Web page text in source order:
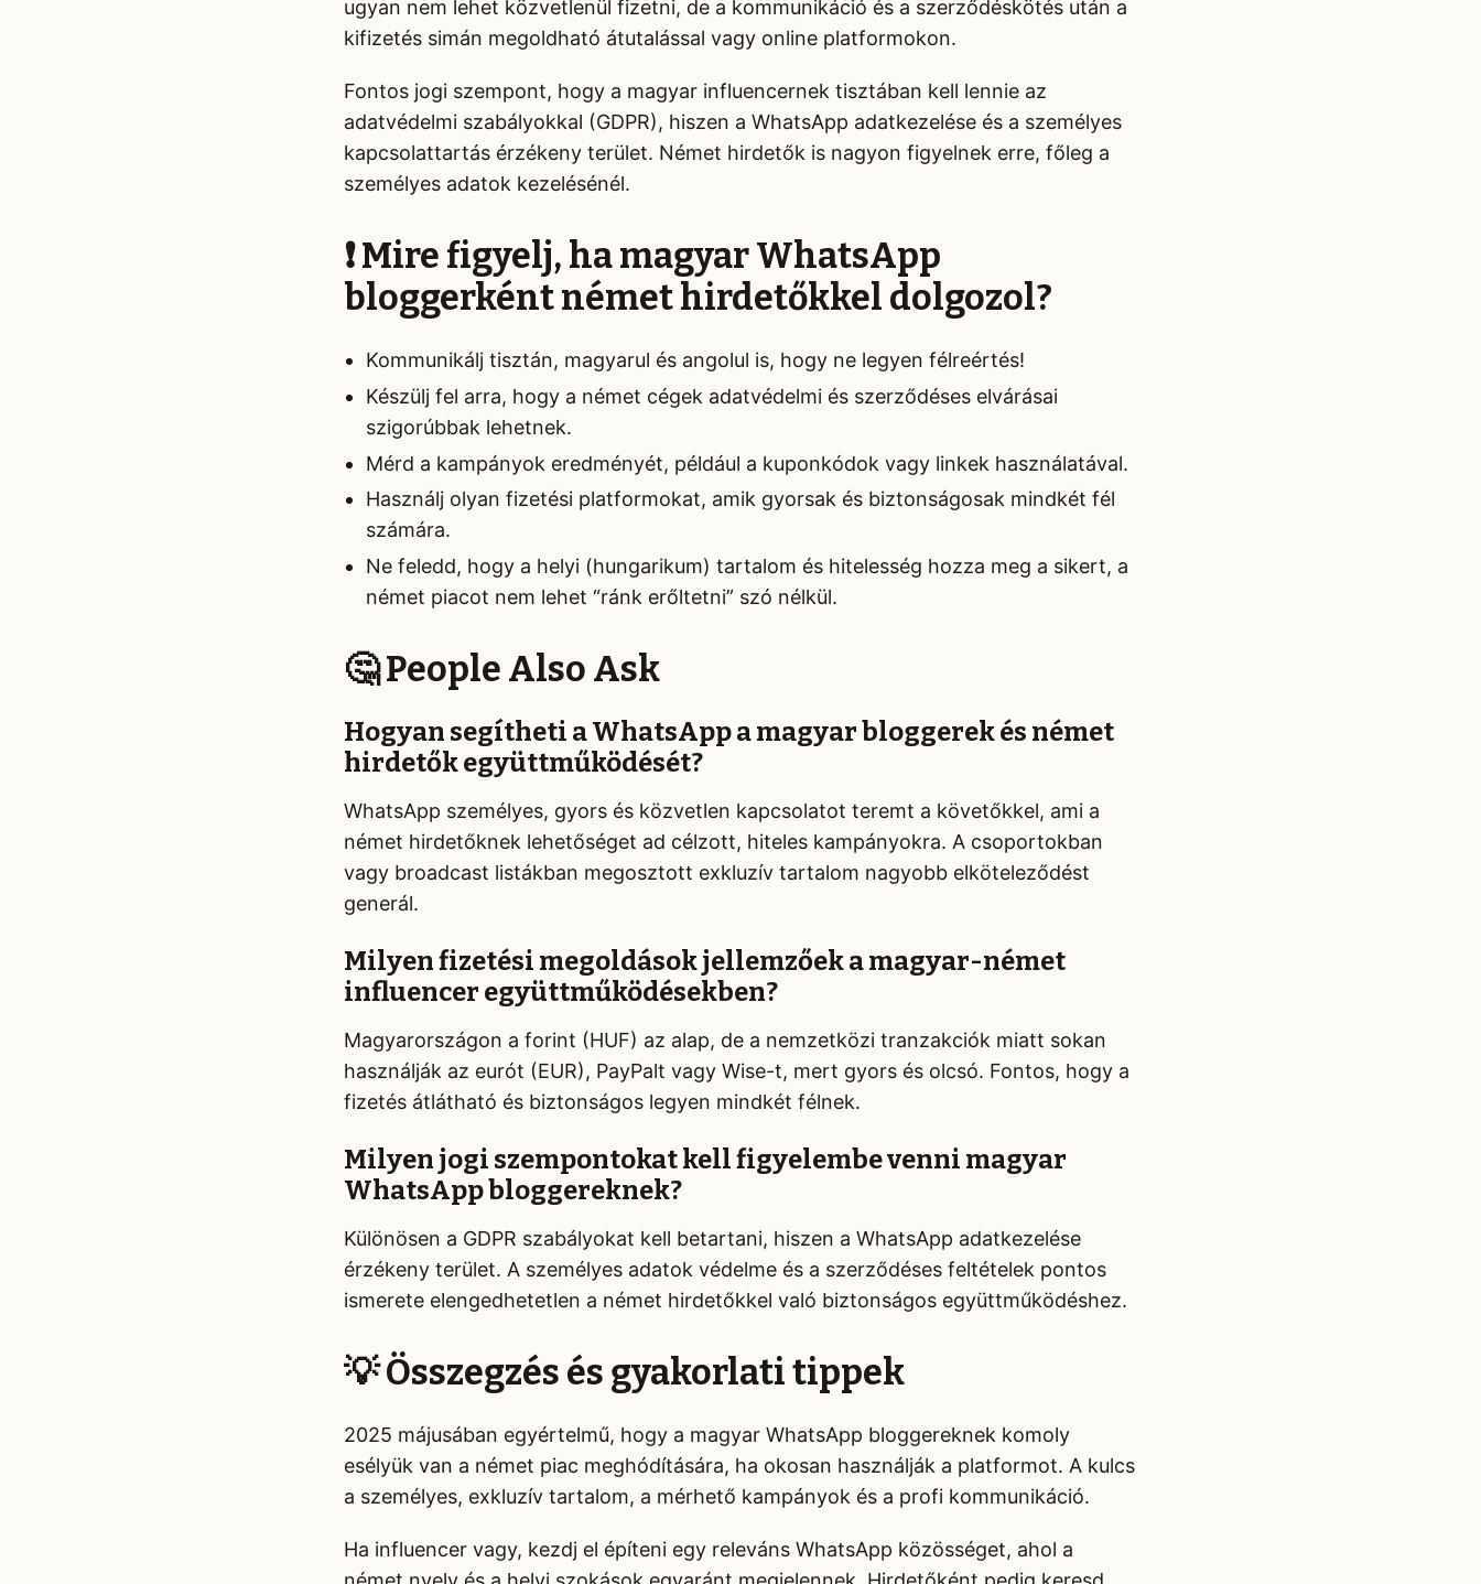
ugyan nem lehet közvetlenül fizetni, de a kommunikáció és a szerződéskötés után a
kifizetés simán megoldható átutalással vagy online platformokon.
Fontos jogi szempont, hogy a magyar influencernek tisztában kell lennie az
adatvédelmi szabályokkal (GDPR), hiszen a WhatsApp adatkezelése és a személyes
kapcsolattartás érzékeny terület. Német hirdetők is nagyon figyelnek erre, főleg a
személyes adatok kezelésénél.
❗ Mire figyelj, ha magyar WhatsApp
bloggerként német hirdetőkkel dolgozol?
Kommunikálj tisztán, magyarul és angolul is, hogy ne legyen félreértés!
Készülj fel arra, hogy a német cégek adatvédelmi és szerződéses elvárásai
szigorúbbak lehetnek.
Mérd a kampányok eredményét, például a kuponkódok vagy linkek használatával.
Használj olyan fizetési platformokat, amik gyorsak és biztonságosak mindkét fél
számára.
Ne feledd, hogy a helyi (hungarikum) tartalom és hitelesség hozza meg a sikert, a
német piacot nem lehet “ránk erőltetni” szó nélkül.
🤔 People Also Ask
Hogyan segítheti a WhatsApp a magyar bloggerek és német
hirdetők együttműködését?
WhatsApp személyes, gyors és közvetlen kapcsolatot teremt a követőkkel, ami a
német hirdetőknek lehetőséget ad célzott, hiteles kampányokra. A csoportokban
vagy broadcast listákban megosztott exkluzív tartalom nagyobb elköteleződést
generál.
Milyen fizetési megoldások jellemzőek a magyar-német
influencer együttműködésekben?
Magyarországon a forint (HUF) az alap, de a nemzetközi tranzakciók miatt sokan
használják az eurót (EUR), PayPalt vagy Wise-t, mert gyors és olcsó. Fontos, hogy a
fizetés átlátható és biztonságos legyen mindkét félnek.
Milyen jogi szempontokat kell figyelembe venni magyar
WhatsApp bloggereknek?
Különösen a GDPR szabályokat kell betartani, hiszen a WhatsApp adatkezelése
érzékeny terület. A személyes adatok védelme és a szerződéses feltételek pontos
ismerete elengedhetetlen a német hirdetőkkel való biztonságos együttműködéshez.
💡 Összegzés és gyakorlati tippek
2025 májusában egyértelmű, hogy a magyar WhatsApp bloggereknek komoly
esélyük van a német piac meghódítására, ha okosan használják a platformot. A kulcs
a személyes, exkluzív tartalom, a mérhető kampányok és a profi kommunikáció.
Ha influencer vagy, kezdj el építeni egy releváns WhatsApp közösséget, ahol a